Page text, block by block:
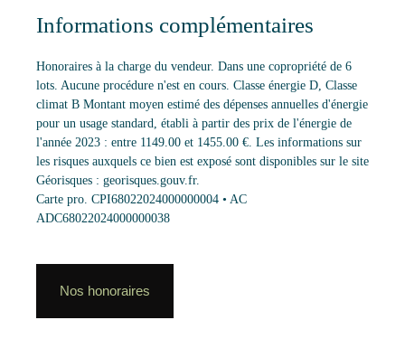
Informations complémentaires
Honoraires à la charge du vendeur. Dans une copropriété de 6
lots. Aucune procédure n'est en cours. Classe énergie D, Classe
climat B Montant moyen estimé des dépenses annuelles d'énergie
pour un usage standard, établi à partir des prix de l'énergie de
l'année 2023 : entre 1149.00 et 1455.00 €. Les informations sur
les risques auxquels ce bien est exposé sont disponibles sur le site
Géorisques : georisques.gouv.fr.
Carte pro. CPI68022024000000004 • AC
ADC68022024000000038
Nos honoraires